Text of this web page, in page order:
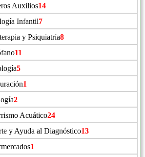
Auxilios14
Infantil7
y Psiquiatría8
11
5
1
2
Acuático24
y Ayuda al Diagnóstico13
1